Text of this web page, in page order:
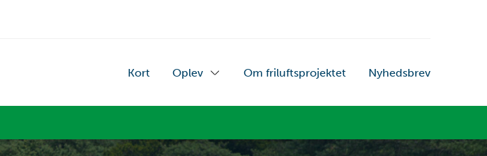
Kort Oplev Om friluftsprojektet Nyhedsbrev